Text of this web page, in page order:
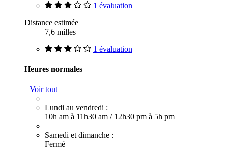
1 évaluation
Distance estimée
7,6 milles
1 évaluation
Heures normales
Voir tout
Lundi au vendredi :
10h am à 11h30 am / 12h30 pm à 5h pm
Samedi et dimanche :
Fermé